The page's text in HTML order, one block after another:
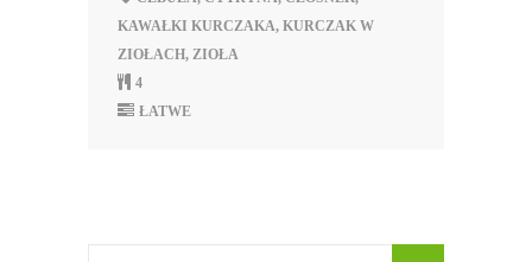
KAWAŁKI KURCZAKA, KURCZAK W
ZIOŁACH, ZIOŁA
4
ŁATWE